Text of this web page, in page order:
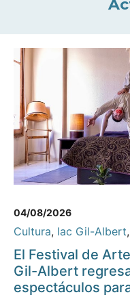
04/08/2026
Cultura, Iac Gil-Albert,
El Festival de
Gil-Albert
espectáculos